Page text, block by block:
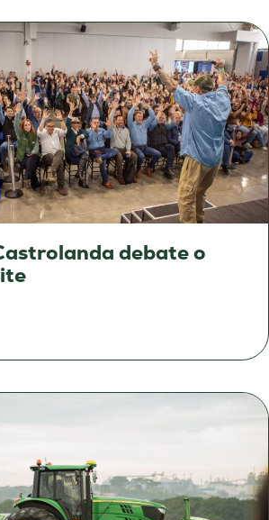
debate o